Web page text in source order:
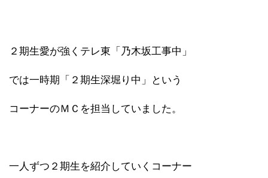
２期生愛が強くテレ東「乃木坂工事中」
では一時期「２期生深堀り中」という
コーナーのＭＣを担当していました。
一人ずつ２期生を紹介していくコーナー